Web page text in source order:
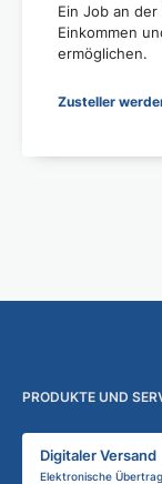
Ein Job an
Einkommen
ermöglichen.
Zusteller
PRODUKTE UND
Digitaler Versand
Elektronische